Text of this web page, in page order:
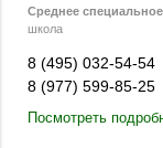
Среднее
школа
8 (495) 032-54-54
8 (977) 599-85-25
Посмотреть